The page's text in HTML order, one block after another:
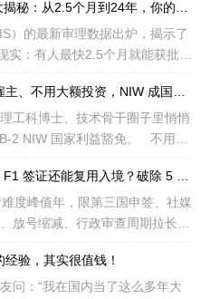
）的最新审理数据出炉，揭示了
实：有人最快2.5个月就能获批，
工科博士、技术骨干圈子里悄悄
国家利益豁免。 不用提
放号缩减、行政审查周期拉长，
验，其实很值钱！
问：“我在国内当了这么多年大